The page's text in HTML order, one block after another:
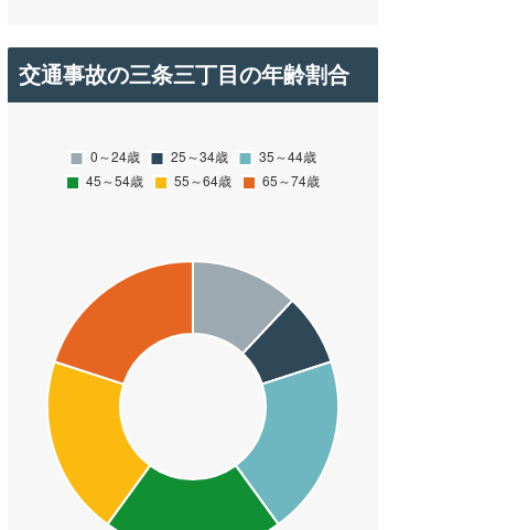
交通事故の三条三丁目の年齢割合